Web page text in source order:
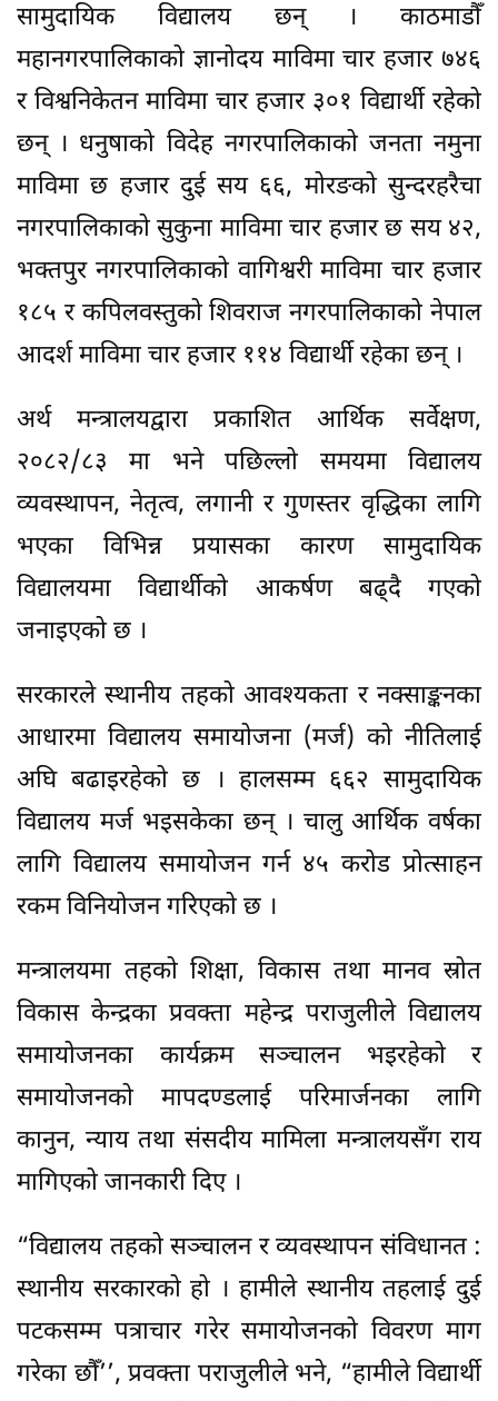
सामुदायिक विद्यालय छन् । काठमाडौँ
महानगरपालिकाको ज्ञानोदय माविमा चार हजार ७४६
र विश्वनिकेतन माविमा चार हजार ३०१ विद्यार्थी रहेको
छन् । धनुषाको विदेह नगरपालिकाको जनता नमुना
माविमा छ हजार दुई सय ६६, मोरङको सुन्दरहरैचा
नगरपालिकाको सुकुना माविमा चार हजार छ सय ४२,
भक्तपुर नगरपालिकाको वागिश्वरी माविमा चार हजार
१८५ र कपिलवस्तुको शिवराज नगरपालिकाको नेपाल
आदर्श माविमा चार हजार ११४ विद्यार्थी रहेका छन् ।
अर्थ मन्त्रालयद्वारा प्रकाशित आर्थिक सर्वेक्षण,
२०८२/८३ मा भने पछिल्लो समयमा विद्यालय
व्यवस्थापन, नेतृत्व, लगानी र गुणस्तर वृद्धिका लागि
भएका विभिन्न प्रयासका कारण सामुदायिक
विद्यालयमा विद्यार्थीको आकर्षण बढ्दै गएको
जनाइएको छ ।
सरकारले स्थानीय तहको आवश्यकता र नक्साङ्कनका
आधारमा विद्यालय समायोजना (मर्ज) को नीतिलाई
अघि बढाइरहेको छ । हालसम्म ६६२ सामुदायिक
विद्यालय मर्ज भइसकेका छन् । चालु आर्थिक वर्षका
लागि विद्यालय समायोजन गर्न ४५ करोड प्रोत्साहन
रकम विनियोजन गरिएको छ ।
मन्त्रालयमा तहको शिक्षा, विकास तथा मानव स्रोत
विकास केन्द्रका प्रवक्ता महेन्द्र पराजुलीले विद्यालय
समायोजनका कार्यक्रम सञ्चालन भइरहेको र
समायोजनको मापदण्डलाई परिमार्जनका लागि
कानुन, न्याय तथा संसदीय मामिला मन्त्रालयसँग राय
मागिएको जानकारी दिए ।
“विद्यालय तहको सञ्चालन र व्यवस्थापन संविधानत :
स्थानीय सरकारको हो । हामीले स्थानीय तहलाई दुई
पटकसम्म पत्राचार गरेर समायोजनको विवरण माग
गरेका छौँ’’, प्रवक्ता पराजुलीले भने, “हामीले विद्यार्थी